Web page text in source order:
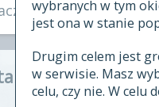
wybranych w tym
jest ona w stanie
Drugim celem jest
w serwisie. Masz
celu, czy nie. W
się od
hasła w